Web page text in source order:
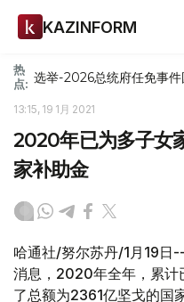
KAZINFORM
热
点: 选举-2026总统府任免事件
13:15, 19 1月 2021
2020年已为多子女
家补助金
哈通社/努尔苏丹/1月19日
消息，2020年全年，累计
了总额为2361亿坚戈的国